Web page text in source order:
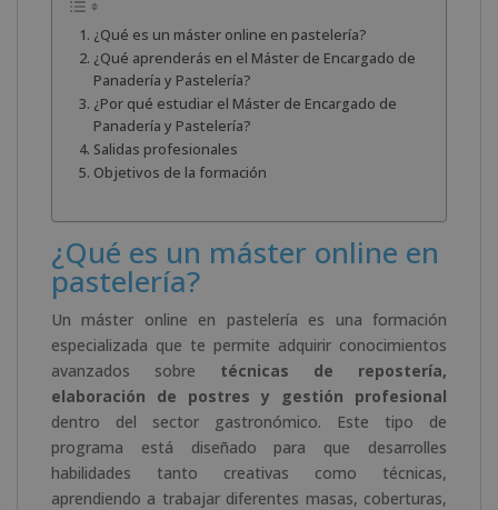
¿Qué es un máster online en pastelería?
¿Qué aprenderás en el Máster de Encargado de
Panadería y Pastelería?
¿Por qué estudiar el Máster de Encargado de
Panadería y Pastelería?
Salidas profesionales
Objetivos de la formación
¿Qué es un máster online en
pastelería?
Un máster online en pastelería es una formación
especializada que te permite adquirir conocimientos
avanzados sobre técnicas de repostería,
elaboración de postres y gestión profesional
dentro del sector gastronómico. Este tipo de
programa está diseñado para que desarrolles
habilidades tanto creativas como técnicas,
aprendiendo a trabajar diferentes masas, coberturas,